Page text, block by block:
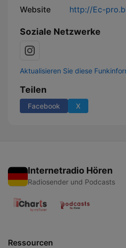
Website http://Ec-
Soziale Netzwerke
Aktualisieren Sie diese
Teilen
Facebook X
Internetradio Hören
Radiosender und Podcasts
Ressourcen